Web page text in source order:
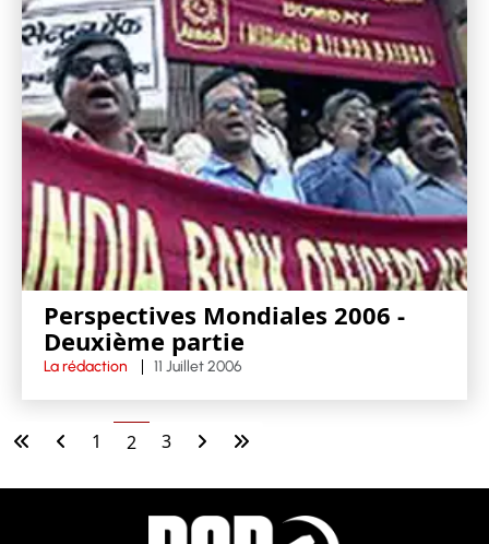
Perspectives Mondiales 2006 -
Deuxième partie
La rédaction 11 Juillet 2006
1 2 3